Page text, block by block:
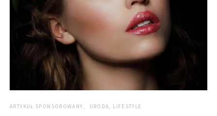
ARTYKUŁ SPONSOROWANY URODA, LIFESTYLE